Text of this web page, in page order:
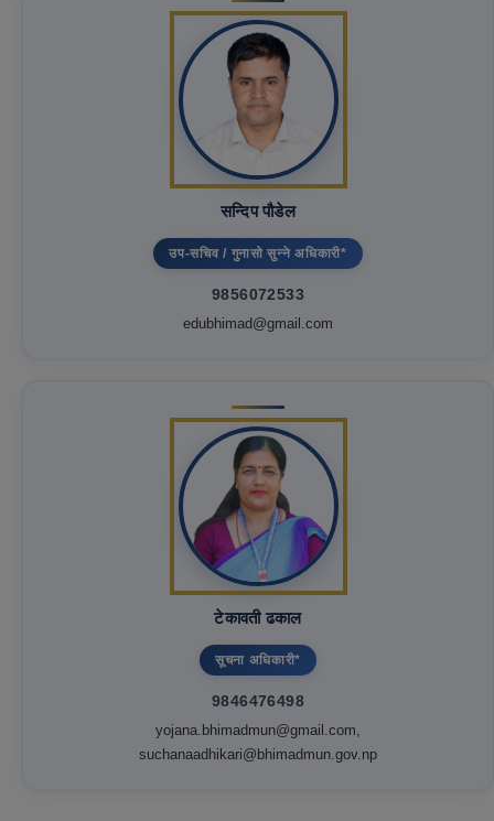
सन्दिप पौडेल
उप-सचिव / गुनासो सुन्ने अधिकारी*
9856072533
edubhimad@gmail.com
टेकावती ढकाल
सूचना अधिकारी*
9846476498
yojana.bhimadmun@gmail.com,
suchanaadhikari@bhimadmun.gov.np